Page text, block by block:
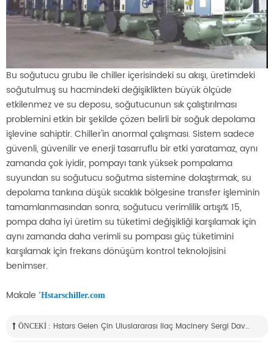
Bu soğutucu grubu ile chiller içerisindeki su akışı, üretimdeki
soğutulmuş su hacmindeki değişiklikten büyük ölçüde
etkilenmez ve su deposu, soğutucunun sık çalıştırılması
problemini etkin bir şekilde çözen belirli bir soğuk depolama
işlevine sahiptir. Chiller'in anormal çalışması. Sistem sadece
güvenli, güvenilir ve enerji tasarruflu bir etki yaratamaz, aynı
zamanda çok iyidir, pompayı tank yüksek pompalama
suyundan su soğutucu soğutma sistemine dolaştırmak, su
depolama tankına düşük sıcaklık bölgesine transfer işleminin
tamamlanmasından sonra, soğutucu verimlilik artışı% 15,
pompa daha iyi üretim su tüketimi değişikliği karşılamak için
aynı zamanda daha verimli su pompası güç tüketimini
karşılamak için frekans dönüşüm kontrol teknolojisini
benimser.
Makale 'Hstarschiller.com
ÖNCEKI : Hstars Gelen Çin Uluslararası Ilaç Macinery Sergi Davetiyesi